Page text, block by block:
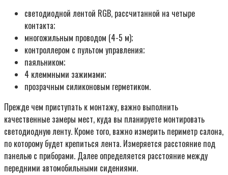
светодиодной лентой RGB, рассчитанной на четыре
контакта;
многожильным проводом (4-5 м);
контроллером с пультом управления;
паяльником;
4 клеммными зажимами;
прозрачным силиконовым герметиком.
Прежде чем приступать к монтажу, важно выполнить
качественные замеры мест, куда вы планируете монтировать
светодиодную ленту. Кроме того, важно измерить периметр салона,
по которому будет крепиться лента. Измеряется расстояние под
панелью с приборами. Далее определяется расстояние между
передними автомобильными сидениями.